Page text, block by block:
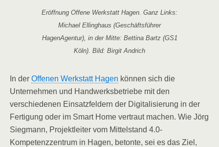
Eröffnung Offene Werkstatt Hagen. Ganz Links:
Michael Ellinghaus (Geschäftsführer
HagenAgentur), in der Mitte: Bettina Bartz (GS1
Köln). Bild: Birgit Andrich
In der Offenen Werkstatt Hagen können sich die
Unternehmen und Handwerksbetriebe mit den
verschiedenen Einsatzfeldern der Digitalisierung in der
Fertigung oder im Smart Home vertraut machen. Wie Jörg
Siegmann, Projektleiter vom Mittelstand 4.0-
Kompetenzzentrum in Hagen, betonte, sei es das Ziel,